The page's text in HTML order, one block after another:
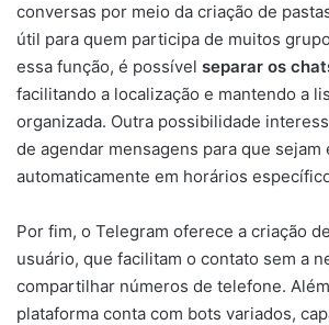
conversas por meio da criação de
útil para quem participa de muitos
essa função, é possível separar os
facilitando a localização e mantendo a
organizada. Outra possibilidade
de agendar mensagens para que sejam
automaticamente em horários
Por fim, o Telegram oferece a criação
usuário, que facilitam o contato sem a
compartilhar números de telefone.
plataforma conta com bots variados,